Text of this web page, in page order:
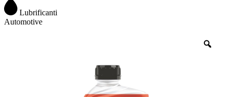
Lubrificanti
Automotive